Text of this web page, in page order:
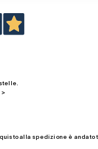
alla spedizione è andato